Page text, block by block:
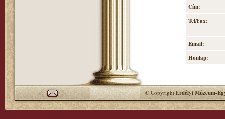
Cím:
Tel/Fax:
Email:
Honlap:
© CopyrightErdélyi Múzeum-